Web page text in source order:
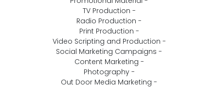
- TV Production
- Radio Production
- Print Production
- Video Scripting and Production
- Social Marketing Campaigns
- Content Marketing
- Photography
- Out Door Media Marketing